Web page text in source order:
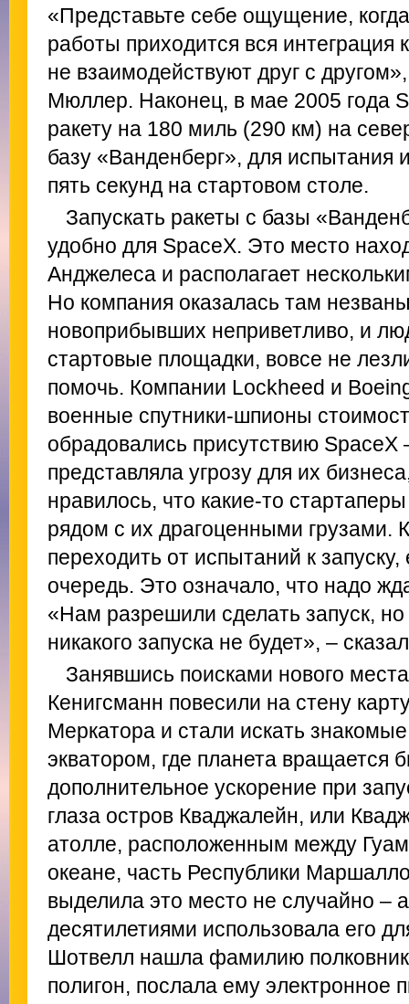
«Представьте себе ощущение,
работы приходится вся интеграция
не взаимодействуют друг с
Мюллер. Наконец, в мае 2005 года
ракету на 180 миль (290 км) на
базу «Ванденберг», для испытания
пять секунд на стартовом столе.
Запускать ракеты с базы
удобно для SpaceX. Это место
Анджелеса и располагает
Но компания оказалась там
новоприбывших неприветливо, и
стартовые площадки, вовсе не
помочь. Компании Lockheed и
военные спутники-шпионы
обрадовались присутствию SpaceX
представляла угрозу для их
нравилось, что какие-то
рядом с их драгоценными грузами.
переходить от испытаний к запуску,
очередь. Это означало, что надо
«Нам разрешили сделать запуск,
никакого запуска не будет», –
Занявшись поисками нового
Кенигсманн повесили на стену
Меркатора и стали искать
экватором, где планета вращается
дополнительное ускорение при
глаза остров Кваджалейн, или
атолле, расположенным между
океане, часть Республики
выделила это место не случайно
десятилетиями использовала его
Шотвелл нашла фамилию
полигон, послала ему электронное